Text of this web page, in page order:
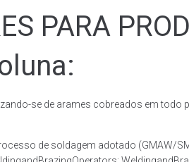
PARA
se de arames cobreados em todo
de soldagem adotado (GMAW/